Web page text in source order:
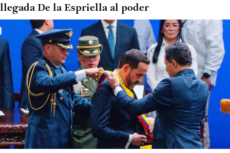
llegada De la Espriella al poder